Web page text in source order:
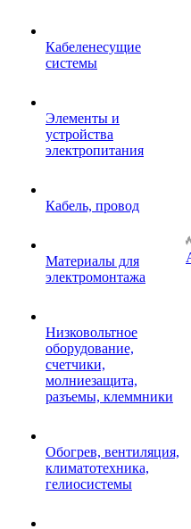
Кабеленесущие
системы
Элементы и
устройства
электропитания
Кабель, провод
Материалы для
электромонтажа
Низковольтное
оборудование,
счетчики,
молниезащита,
разъемы, клеммники
Обогрев, вентиляция,
климатотехника,
гелиосистемы